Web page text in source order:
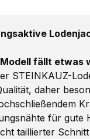
fällt etwas
STEINKAUZ-
daher
für gute
taillierter Schnitt